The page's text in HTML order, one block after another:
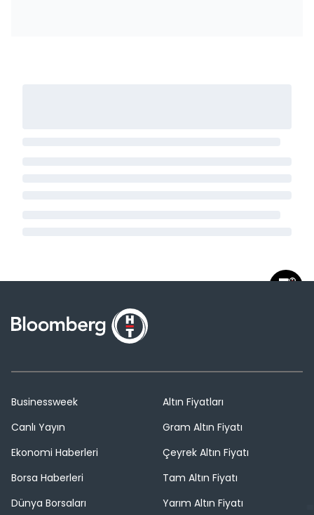
Businessweek
Canlı Yayın
Ekonomi Haberleri
Borsa Haberleri
Dünya Borsaları
Altın Fiyatları
Gram Altın Fiyatı
Çeyrek Altın Fiyatı
Tam Altın Fiyatı
Yarım Altın Fiyatı